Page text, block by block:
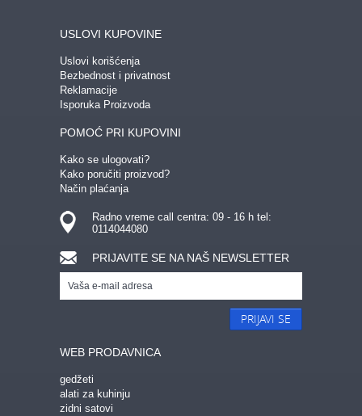
USLOVI KUPOVINE
Uslovi korišćenja
Bezbednost i privatnost
Reklamacije
Isporuka Proizvoda
POMOĆ PRI KUPOVINI
Kako se ulogovati?
Kako poručiti proizvod?
Način plaćanja
Radno vreme call centra: 09 - 16 h tel:
0114044080
PRIJAVITE SE NA NAŠ NEWSLETTER
PRIJAVI SE
WEB PRODAVNICA
gedžeti
alati za kuhinju
zidni satovi